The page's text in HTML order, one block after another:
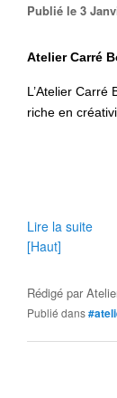
Publié le 3
Atelier Carré
L’Atelier
riche en
Lire la suite
[Haut]
Rédigé par
Publié dans